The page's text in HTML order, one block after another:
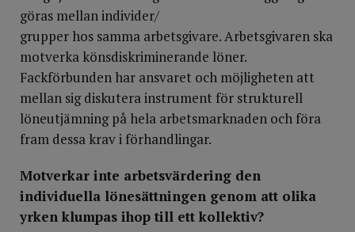
göras mellan individer/
grupper hos samma arbetsgivare. Arbetsgivaren ska
motverka könsdiskriminerande löner.
Fackförbunden har ansvaret och möjligheten att
mellan sig diskutera instrument för strukturell
löneutjämning på hela arbetsmarknaden och föra
fram dessa krav i förhandlingar.
Motverkar inte arbetsvärdering den
individuella lönesättningen genom att olika
yrken klumpas ihop till ett kollektiv?